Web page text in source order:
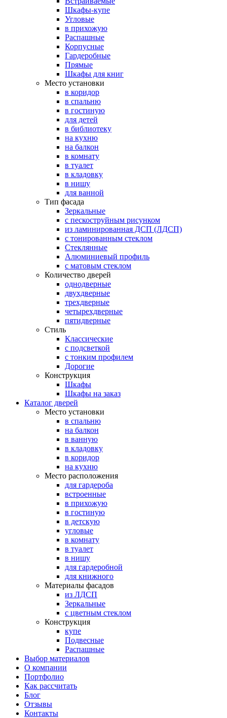
Шкафы-купе
Угловые
в прихожую
Распашные
Корпусные
Гардеробные
Прямые
Шкафы для книг
Место установки
в коридор
в спальню
в гостиную
для детей
в библиотеку
на кухню
на балкон
в комнату
в туалет
в кладовку
в нишу
для ванной
Тип фасада
Зеркальные
с пескоструйным рисунком
из ламинированная ДСП (ЛДСП)
с тонированным стеклом
Стеклянные
Алюминиевый профиль
с матовым стеклом
Количество дверей
однодверные
двухдверные
трехдверные
четырехдверные
пятидверные
Стиль
Классические
с подсветкой
с тонким профилем
Дорогие
Конструкция
Шкафы
Шкафы на заказ
Каталог дверей
Место установки
в спальню
на балкон
в ванную
в кладовку
в коридор
на кухню
Место расположения
для гардероба
встроенные
в прихожую
в гостиную
в детскую
угловые
в комнату
в туалет
в нишу
для гардеробной
для книжного
Материалы фасадов
из ЛДСП
Зеркальные
с цветным стеклом
Конструкция
купе
Подвесные
Распашные
Выбор материалов
О компании
Портфолио
Как рассчитать
Блог
Отзывы
Контакты